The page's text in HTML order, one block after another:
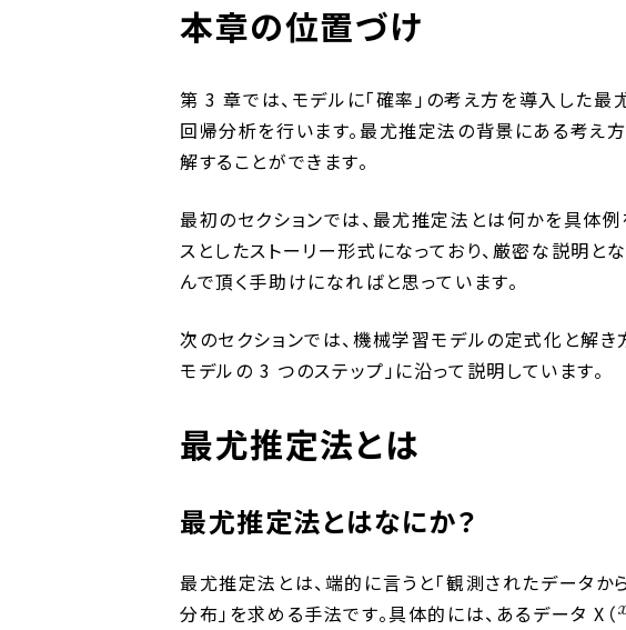
本章の位置づけ
第 3 章では、モデルに「確率」の考え方を導入した
回帰分析を行います。最尤推定法の背景にある考え
解することができます。
最初のセクションでは、最尤推定法とは何かを具体
スとしたストーリー形式になっており、厳密な説明
んで頂く手助けになればと思っています。
次のセクションでは、機械学習モデルの定式化と解き
モデルの 3 つのステップ」に沿って説明しています。
最尤推定法とは
最尤推定法とはなにか？
最尤推定法とは、端的に言うと「観測されたデータ
分布」を求める手法です。具体的には、あるデータ X（